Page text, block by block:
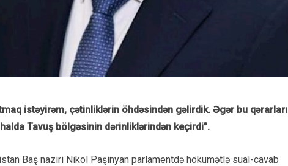
istəyirəm, çətinliklərin öhdəsindən gəlirdik. Əgər bu qərarları
Tavuş bölgəsinin dərinliklərindən keçirdi”.
Baş naziri Nikol Paşinyan parlamentdə hökumətlə sual-cavab